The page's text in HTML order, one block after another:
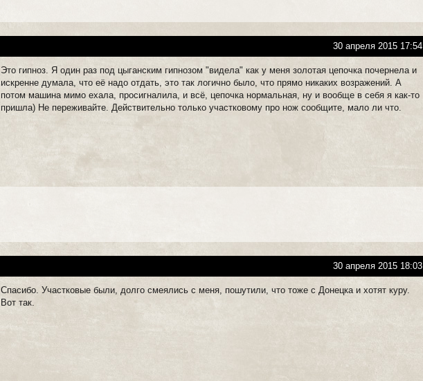
30 апреля 2015 17:54
Это гипноз. Я один раз под цыганским гипнозом "видела" как у меня золотая цепочка почернела и
искренне думала, что её надо отдать, это так логично было, что прямо никаких возражений. А
потом машина мимо ехала, просигналила, и всё, цепочка нормальная, ну и вообще в себя я как-то
пришла) Не переживайте. Действительно только участковому про нож сообщите, мало ли что.
30 апреля 2015 18:03
Спасибо. Участковые были, долго смеялись с меня, пошутили, что тоже с Донецка и хотят куру.
Вот так.